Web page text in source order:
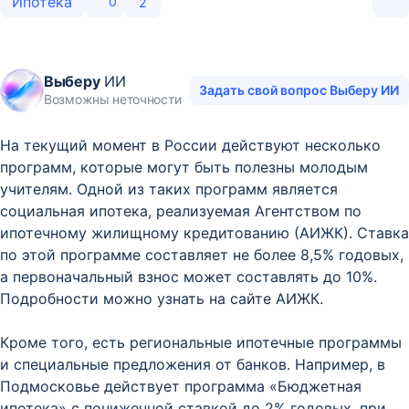
ВыберуИИ
Возможны неточности
Задать свой вопрос Выберу ИИ
На текущий момент в России действуют несколько
программ, которые могут быть полезны молодым
учителям. Одной из таких программ является
социальная ипотека, реализуемая Агентством по
ипотечному жилищному кредитованию (АИЖК). Ставка
по этой программе составляет не более 8,5% годовых,
а первоначальный взнос может составлять до 10%.
Подробности можно узнать на сайте АИЖК.
Кроме того, есть региональные ипотечные программы
и специальные предложения от банков. Например, в
Подмосковье действует программа «Бюджетная